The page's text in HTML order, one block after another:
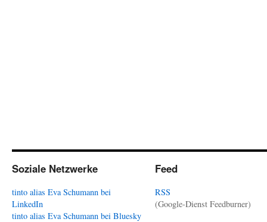
Soziale Netzwerke
tinto alias Eva Schumann bei
LinkedIn
tinto alias Eva Schumann bei Bluesky
Feed
RSS
(Google-Dienst Feedburner)